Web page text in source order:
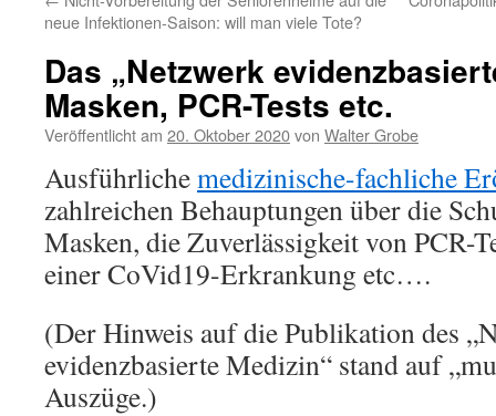
neue Infektionen-Saison: will man viele Tote?
Das „Netzwerk
Masken, PCR-Tests etc.
Veröffentlicht am 20. Oktober 2020von Walter Grobe
Ausführlichemedizinische-fachliche
zahlreichen Behauptungen über die
Masken, die Zuverlässigkeit von PCR-
einer CoVid19-Erkrankung etc….
(Der Hinweis auf die Publikation des
evidenzbasierte Medizin“ stand auf
Auszüge.)